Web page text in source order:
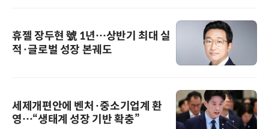
휴젤 장두현 號 1년…상반기 최대 실
적·글로벌 성장 본궤도
세제개편안에 벤처·중소기업계 환
영…“생태계 성장 기반 확충”